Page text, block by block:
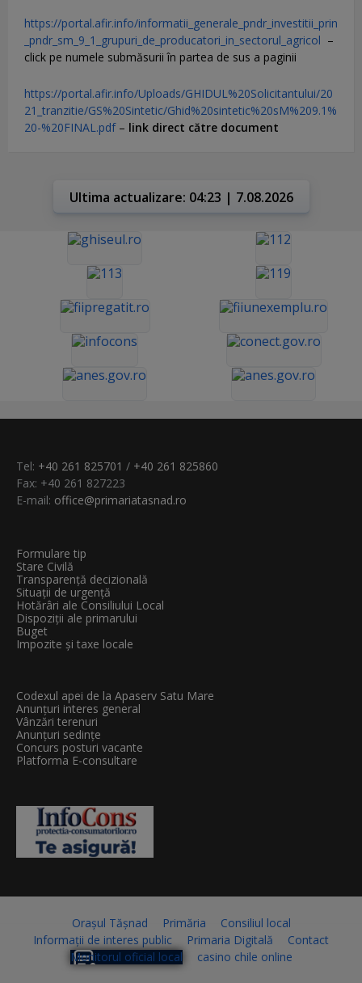
https://portal.afir.info/informatii_generale_pndr_investitii_prin
_pndr_sm_9_1_grupuri_de_producatori_in_sectorul_agricol –
click pe numele submăsurii în partea de sus a paginii
https://portal.afir.info/Uploads/GHIDUL%20Solicitantului/20
21_tranzitie/GS%20Sintetic/Ghid%20sintetic%20sM%209.1%
20-%20FINAL.pdf– link direct către document
Ultima actualizare: 04:23 | 7.08.2026
Tel: +40 261 825701 / +40 261 825860
Fax: +40 261 827223
E-mail: office@primariatasnad.ro
Formulare tip
Stare Civilă
Transparenţă decizională
Situații de urgență
Hotărâri ale Consiliului Local
Dispoziții ale primarului
Buget
Impozite și taxe locale
Codexul apei de la Apaserv Satu Mare
Anunțuri interes general
Vânzări terenuri
Anunțuri sedințe
Concurs posturi vacante
Platforma E-consultare
Orașul Tășnad Primăria
Consiliul local
Informații de interes public
Primaria Digitală
Contact
Monitorul oficial local
casino chile online